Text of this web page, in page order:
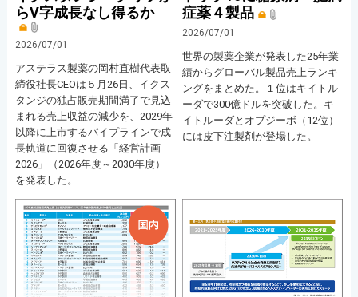
らV字成長なし得るか
2026/07/01
アステラス製薬の岡村直樹代表取
締役社長CEOは５月26日、イクス
タンジの独占販売期間満了で見込
まれる売上収益の減少を、2029年
以降に上市するパイプラインで成
長軌道に回復させる「経営計画
2026」（2026年度～2030年度）
を発表した。
症薬４製品
2026/07/01
世界の製薬企業が発表した25年業
績からグローバル製品売上ランキ
ングをまとめた。１位はキイトル
ーダで300億ドルを突破した。キ
イトルーダとオプジーボ（12位）
には皮下注製剤が登場した。